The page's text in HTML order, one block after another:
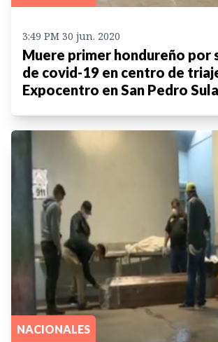
3:49 PM 30 jun. 2020
Muere primer hondureño por
de covid-19 en centro de
Expocentro en San Pedro Sula
NACIONALES